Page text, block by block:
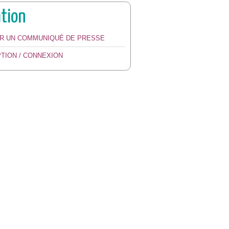
UN COMMUNIQUÉ DE PRESSE
/ CONNEXION